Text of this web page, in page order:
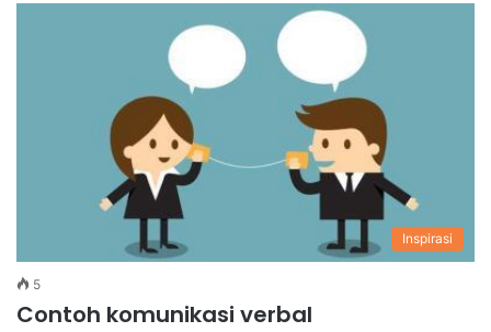
Inspirasi
5
Contoh komunikasi verbal